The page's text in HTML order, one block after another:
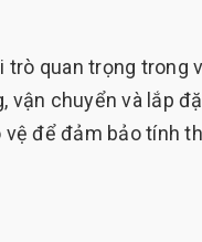
trò quan trọng trong
vận chuyển và lắp
để đảm bảo tính